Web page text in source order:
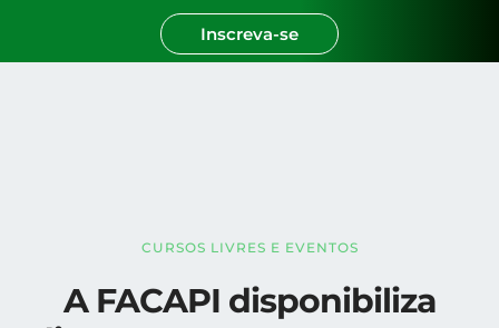
Inscreva-se
CURSOS LIVRES E EVENTOS
A FACAPI disponibiliza